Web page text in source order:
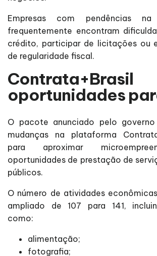
Empresas com pendências
frequentemente encontram
crédito, participar de licitações ou
de regularidade fiscal.
Contrata+Brasil
oportunidades
O pacote anunciado pelo
mudanças na plataforma
para aproximar
oportunidades de prestação de
públicos.
O número de atividades
ampliado de 107 para 141,
como:
alimentação;
fotografia;